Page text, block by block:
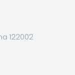
122002